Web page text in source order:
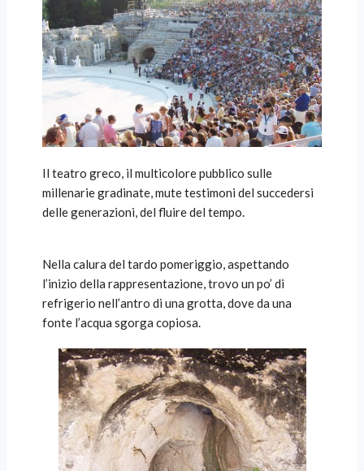
Il teatro greco, il multicolore pubblico sulle
millenarie gradinate, mute testimoni del succedersi
delle generazioni, del fluire del tempo.
Nella calura del tardo pomeriggio, aspettando
l’inizio della rappresentazione, trovo un po’ di
refrigerio nell’antro di una grotta, dove da una
fonte l’acqua sgorga copiosa.